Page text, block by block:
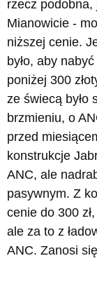
rzecz
Mianowicie -
niższej cenie.
było, aby
poniżej 300
ze świecą było
brzmieniu, o
przed
konstrukcje
ANC, ale
pasywnym. Z
cenie do 300
ale za to z
ANC. Zanosi